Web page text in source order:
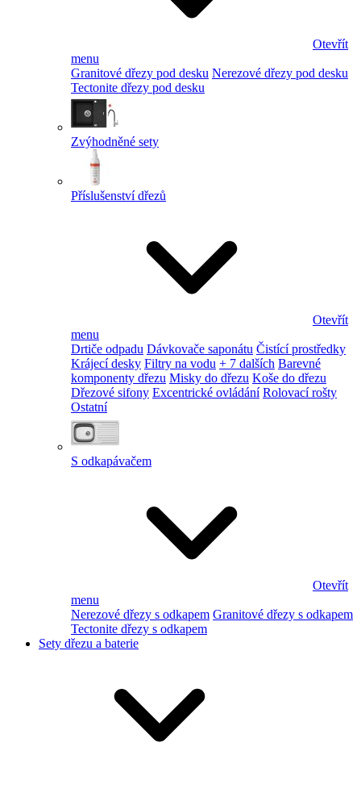
Otevřít
menu
Granitové dřezy pod desku Nerezové dřezy pod desku
Tectonite dřezy pod desku
Zvýhodněné sety
Příslušenství dřezů
Otevřít
menu
Drtiče odpadu Dávkovače saponátu Čistící prostředky
Krájecí desky Filtry na vodu + 7 dalších Barevné
komponenty dřezu Misky do dřezu Koše do dřezu
Dřezové sifony Excentrické ovládání Rolovací rošty
Ostatní
S odkapávačem
Otevřít
menu
Nerezové dřezy s odkapem Granitové dřezy s odkapem
Tectonite dřezy s odkapem
Sety dřezu a baterie